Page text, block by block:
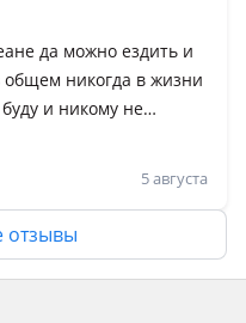
да можно ездить и
общем никогда в жизни
и никому не
заводится, надо что-
знаю кто это вообще
лучше выкинуть
и запречь
по кайфу, нет её до сих
надо, почему
создана чтобы её
5 августа
отзывы